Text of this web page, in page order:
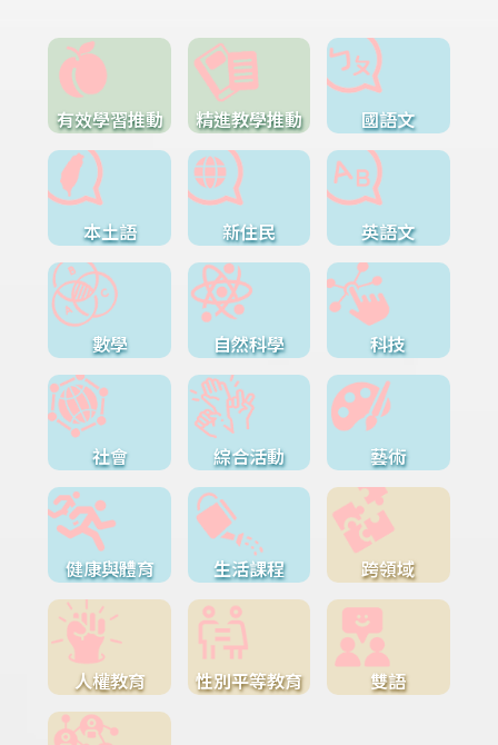
有效學習推動 精進教學推動 國語文
本土語 新住民 英語文
數學 自然科學 科技
社會 綜合活動 藝術
健康與體育 生活課程 跨領域
人權教育 性別平等教育 雙語